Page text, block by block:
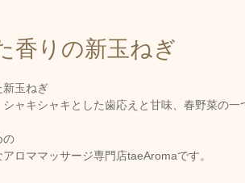
ご感想
からだのこと tae Therapist
ャンペーン taeAromaサロン
香りの新玉ねぎ
新玉ねぎ
ャキシャキとした歯応えと甘味、春野菜の一
の
ロママッサージ専門店taeAromaです。